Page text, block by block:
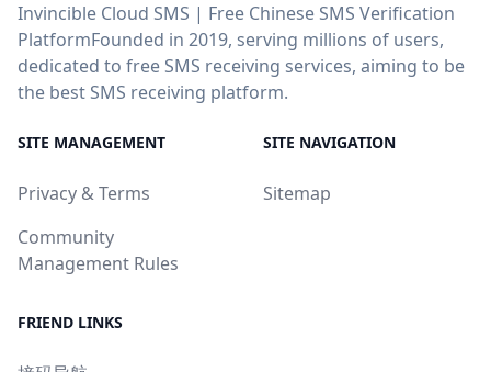
Invincible Cloud SMS | Free Chinese SMS Verification
PlatformFounded in 2019, serving millions of users,
dedicated to free SMS receiving services, aiming to be
the best SMS receiving platform.
SITE MANAGEMENT
Privacy & Terms
Community
Management Rules
SITE NAVIGATION
Sitemap
FRIEND LINKS